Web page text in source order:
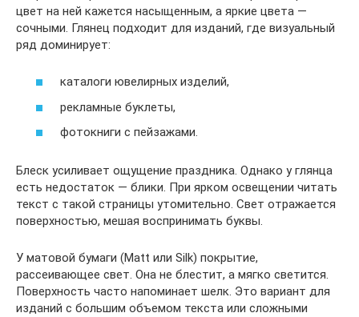
цвет на ней кажется насыщенным, а яркие цвета —
сочными. Глянец подходит для изданий, где визуальный
ряд доминирует:
каталоги ювелирных изделий,
рекламные буклеты,
фотокниги с пейзажами.
Блеск усиливает ощущение праздника. Однако у глянца
есть недостаток — блики. При ярком освещении читать
текст с такой страницы утомительно. Свет отражается
поверхностью, мешая воспринимать буквы.
У матовой бумаги (Matt или Silk) покрытие,
рассеивающее свет. Она не блестит, а мягко светится.
Поверхность часто напоминает шелк. Это вариант для
изданий с большим объемом текста или сложными